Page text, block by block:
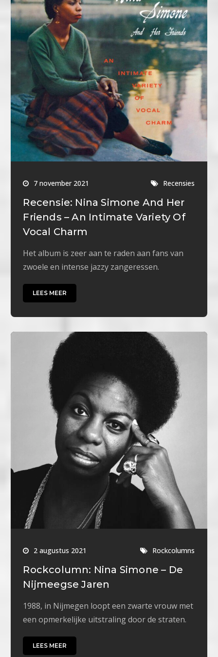
7 november 2021 Recensies
Recensie: Nina Simone And Her
Friends – An Intimate Variety Of
Vocal Charm
Het album is zeer aan te raden aan fans van
zwoele en intense jazzy zangeressen.
LEES MEER
2 augustus 2021 Rockcolumns
Rockcolumn: Nina Simone – De
Nijmeegse Jaren
1988, in Nijmegen loopt een zwarte vrouw met
een opmerkelijke uitstraling door de straten.
LEES MEER